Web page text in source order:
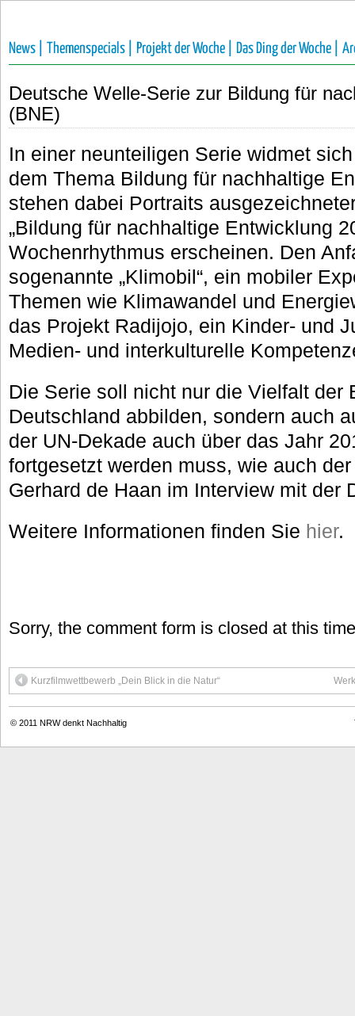
News | Themenspecials | Projekt der Woche | Das Ding der Woche |
Deutsche Welle-Serie zur Bildung für
(BNE)
In einer neunteiligen Serie widmet
dem Thema Bildung für nachhaltige
stehen dabei Portraits
„Bildung für nachhaltige Entwicklung
Wochenrhythmus erscheinen. Den
sogenannte „Klimobil“, ein mobiler
Themen wie Klimawandel und
das Projekt Radijojo, ein Kinder- und
Medien- und interkulturelle
Die Serie soll nicht nur die Vielfalt der
Deutschland abbilden, sondern auch
der UN-Dekade auch über das Jahr
fortgesetzt werden muss, wie auch
Gerhard de Haan im Interview mit der
Weitere Informationen finden Sie hier.
Sorry, the comment form is closed at this
Kurzfilmwettbewerb „Dein Blick in die Natur“
© 2011 NRW denkt Nachhaltig